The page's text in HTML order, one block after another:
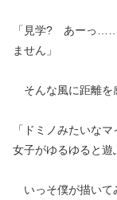
「見学? あーっ
ません」
そんな風に距離を
「ドミノみたいな
女子がゆるゆると
いっそ僕が描いて